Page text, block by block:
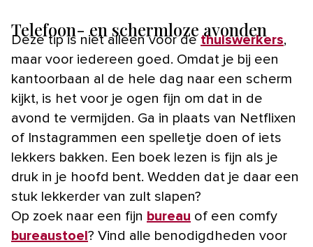
Telefoon- en schermloze avonden
Deze tip is niet alleen voor de thuiswerkers,
maar voor iedereen goed. Omdat je bij een
kantoorbaan al de hele dag naar een scherm
kijkt, is het voor je ogen fijn om dat in de
avond te vermijden. Ga in plaats van Netflixen
of Instagrammen een spelletje doen of iets
lekkers bakken. Een boek lezen is fijn als je
druk in je hoofd bent. Wedden dat je daar een
stuk lekkerder van zult slapen?
Op zoek naar een fijn bureau of een comfy
bureaustoel? Vind alle benodigdheden voor